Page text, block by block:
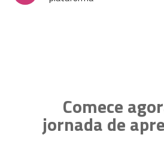
Comece
jornada de